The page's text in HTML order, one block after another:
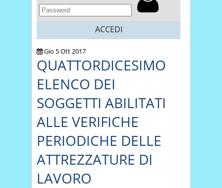
ACCEDI
Gio 5 Ott 2017
QUATTORDICESIMO
ELENCO DEI
SOGGETTI ABILITATI
ALLE VERIFICHE
PERIODICHE DELLE
ATTREZZATURE DI
LAVORO